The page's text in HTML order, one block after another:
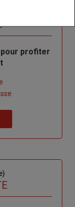
profiter